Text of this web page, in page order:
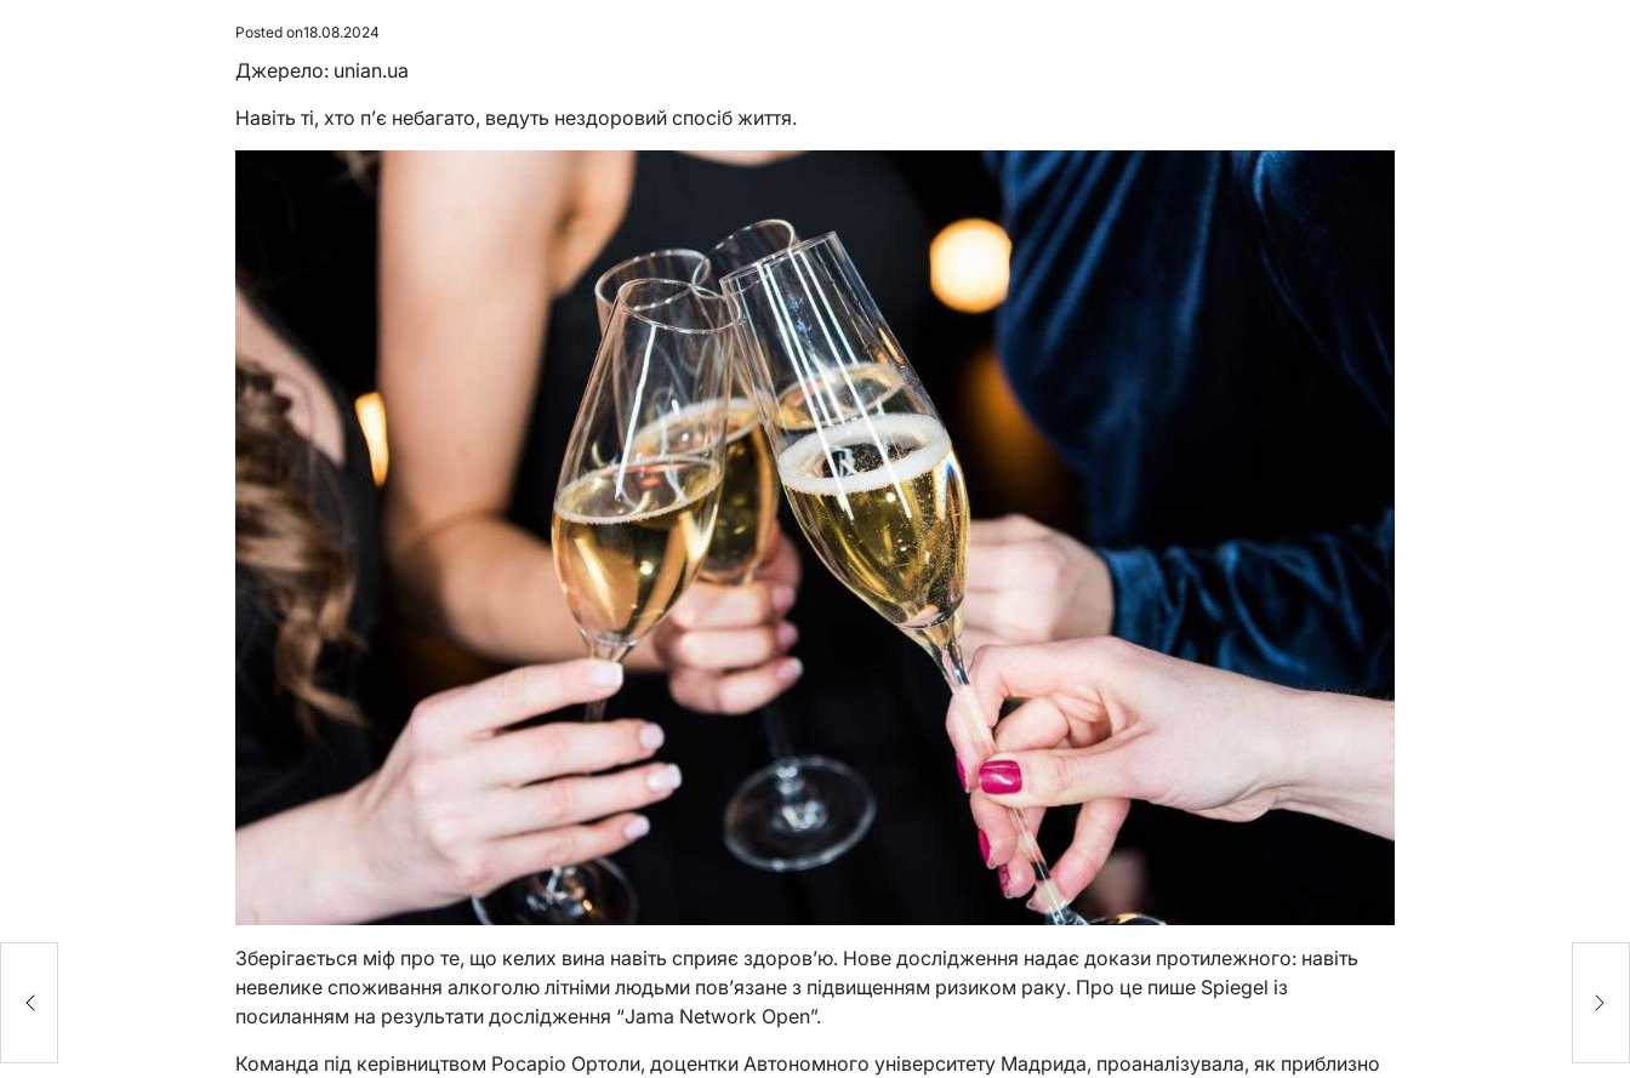
Posted on18.08.2024
Джерело: unian.ua
Навіть ті, хто п’є небагато, ведуть нездоровий спосіб життя.
Зберігається міф про те, що келих вина навіть сприяє здоров’ю. Нове дослідження надає докази протилежного: навіть
невелике споживання алкоголю літніми людьми пов’язане з підвищенням ризиком раку. Про це пише Spiegel із
посиланням на результати дослідження “Jama Network Open”.
Команда під керівництвом Росаріо Ортоли, доцентки Автономного університету Мадрида, проаналізувала, як приблизно